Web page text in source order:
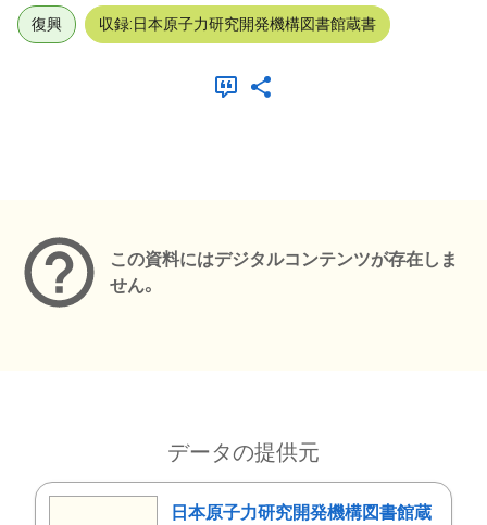
復興 収録:日本原子力研究開発機構図書館蔵書
この資料にはデジタルコンテンツが存在しま
せん。
データの提供元
日本原子力研究開発機構図書館蔵